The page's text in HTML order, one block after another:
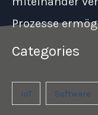
Prozesse
Categories
IoT Software